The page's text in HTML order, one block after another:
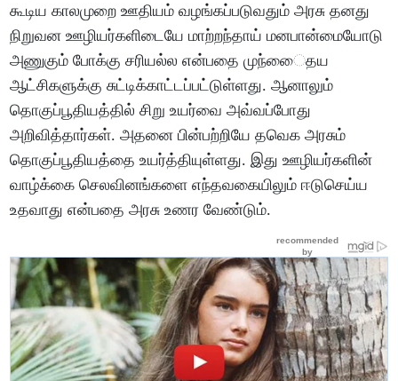
கூடிய காலமுறை ஊதியம் வழங்கப்படுவதும் அரசு தனது
நிறுவன ஊழியர்களிடையே மாற்றந்தாய் மனபான்மையோடு
அணுகும் போக்கு சரியல்ல என்பதை முந்ைைதய
ஆட்சிகளுக்கு சுட்டிக்காட்டப்பட்டுள்ளது. ஆனாலும்
தொகுப்பூதியத்தில் சிறு உயர்வை அவ்வப்போது
அறிவித்தார்கள். அதனை பின்பற்றியே தவெக அரசும்
தொகுப்பூதியத்தை உயர்த்தியுள்ளது. இது ஊழியர்களின்
வாழ்க்கை செலவினங்களை எந்தவகையிலும் ஈடுசெய்ய
உதவாது என்பதை அரசு உணர வேண்டும்.